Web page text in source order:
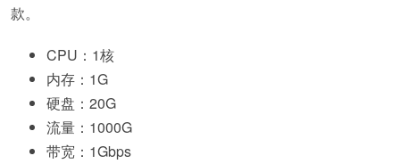
款。
CPU：1核
内存：1G
硬盘：20G
流量：1000G
带宽：1Gbps